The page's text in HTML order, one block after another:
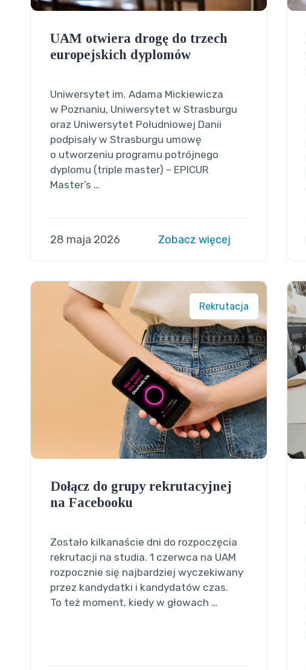
UAM otwiera drogę do trzech
europejskich dyplomów
Uniwersytet im. Adama Mickiewicza
w Poznaniu, Uniwersytet w Strasburgu
oraz Uniwersytet Południowej Danii
podpisały w Strasburgu umowę
o utworzeniu programu potrójnego
dyplomu (triple master) – EPICUR
Master’s …
28 maja 2026 Zobacz więcej
Rekrutacja
Dołącz do grupy rekrutacyjnej
na Facebooku
Zostało kilkanaście dni do rozpoczęcia
rekrutacji na studia. 1 czerwca na UAM
rozpocznie się najbardziej wyczekiwany
przez kandydatki i kandydatów czas.
To też moment, kiedy w głowach …